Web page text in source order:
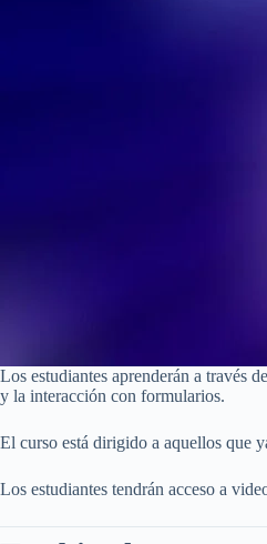
Los estudiantes aprenderán a través
y la interacción con formularios.
El curso está dirigido a aquellos que
Los estudiantes tendrán acceso a